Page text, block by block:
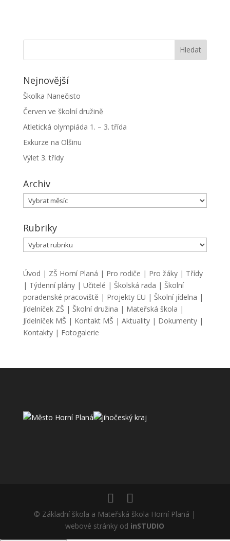
Nejnovější
Školka Nanečisto
Červen ve školní družině
Atletická olympiáda 1. – 3. třída
Exkurze na Olšinu
Výlet 3. třídy
Archiv
Archiv
Rubriky
Rubriky
Úvod | ZŠ Horní Planá | Pro rodiče | Pro žáky| Třídy
| Týdenní plány| Učitelé | Školská rada | Školní
poradenské pracoviště | Projekty EU | Školní jídelna |
Jídelníček ZŠ | Školní družina | Mateřská škola |
Jídelníček MŠ | Kontakt MŠ | Aktuality| Dokumenty|
Kontakty| Fotogalerie
© Základní škola a Mateřská škola Horní Planá |
webové stránky od inSTUDIO